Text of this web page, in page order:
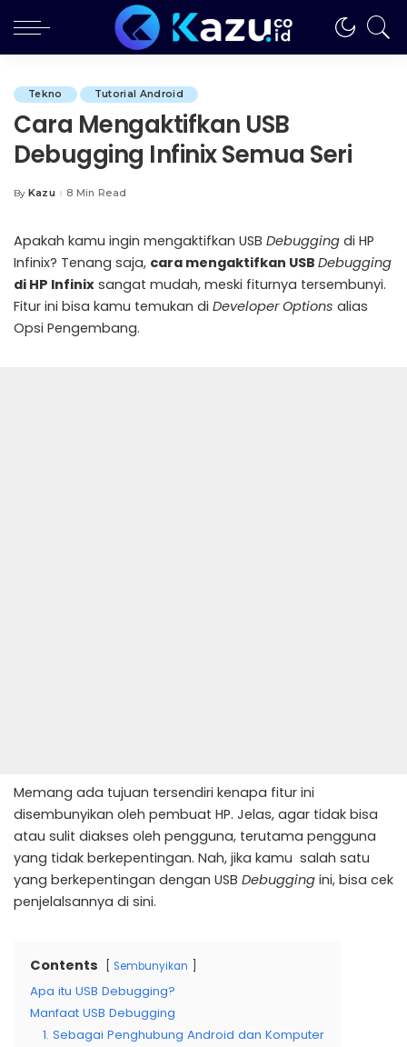
Tekno Tutorial Android
Cara Mengaktifkan USB
Debugging Infinix Semua Seri
Posted
By Kazu 8 Min Read
Apakah kamu ingin mengaktifkan USB Debugging di HP
Infinix? Tenang saja, cara mengaktifkan USB Debugging
di HP Infinix sangat mudah, meski fiturnya tersembunyi.
Fitur ini bisa kamu temukan di Developer Options alias
Opsi Pengembang.
Memang ada tujuan tersendiri kenapa fitur ini
disembunyikan oleh pembuat HP. Jelas, agar tidak bisa
atau sulit diakses oleh pengguna, terutama pengguna
yang tidak berkepentingan. Nah, jika kamu salah satu
yang berkepentingan dengan USB Debugging ini, bisa cek
penjelalsannya di sini.
Contents Sembunyikan
Apa itu USB Debugging?
Manfaat USB Debugging
1. Sebagai Penghubung Android dan Komputer